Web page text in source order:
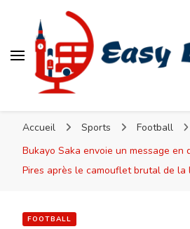
Accueil Sports
Football
Bukayo Saka envoie un message en
Pires après le camouflet brutal de la
FOOTBALL